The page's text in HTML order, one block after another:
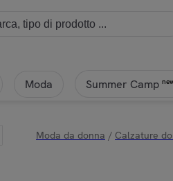
Moda Summer Camp
Moda da donna / Calzature